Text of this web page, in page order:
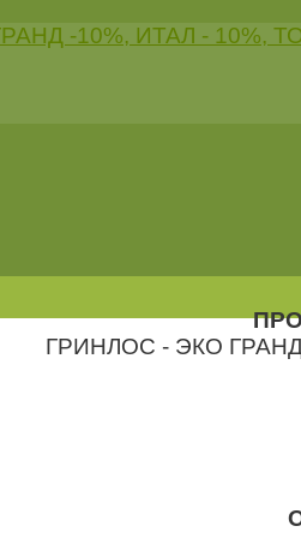
-10%, ИТАЛ - 10%,
ГРИНЛОС - ЭКО